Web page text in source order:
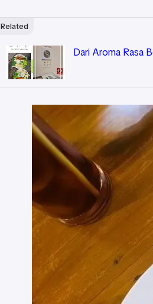
Related
Dari Aroma Rasa